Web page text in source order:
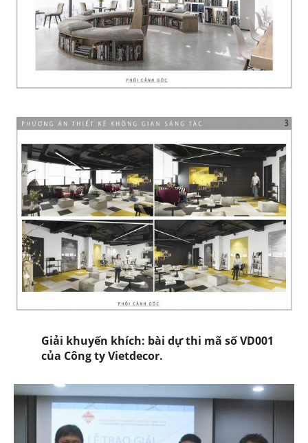
Giải khuyến khích: bài dự thi mã số VD001
của Công ty Vietdecor.